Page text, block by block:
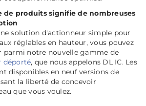
de produits signifie de nombreuses
solution d'actionneur simple pour
réglables en hauteur, vous pouvez
parmi notre nouvelle gamme de
déporté, que nous appelons DL IC. Les
disponibles en neuf versions de
la liberté de concevoir
que vous voulez.